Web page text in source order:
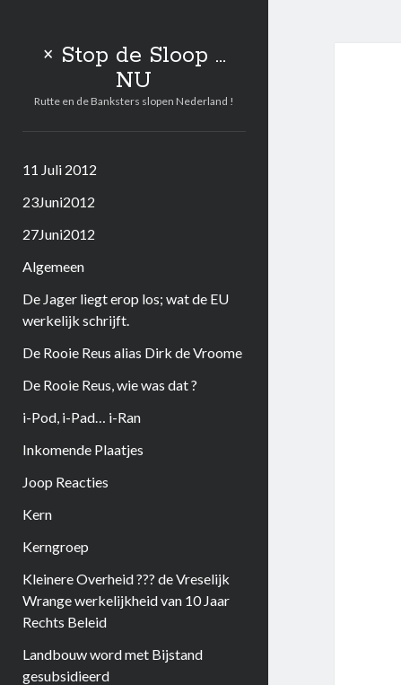
× Stop de Sloop ...
NU
Rutte en de Banksters slopen Nederland !
11 Juli 2012
23Juni2012
27Juni2012
Algemeen
De Jager liegt erop los; wat de EU
werkelijk schrijft.
De Rooie Reus alias Dirk de Vroome
De Rooie Reus, wie was dat ?
i-Pod, i-Pad… i-Ran
Inkomende Plaatjes
Joop Reacties
Kern
Kerngroep
Kleinere Overheid ??? de Vreselijk
Wrange werkelijkheid van 10 Jaar
Rechts Beleid
Landbouw word met Bijstand
gesubsidieerd